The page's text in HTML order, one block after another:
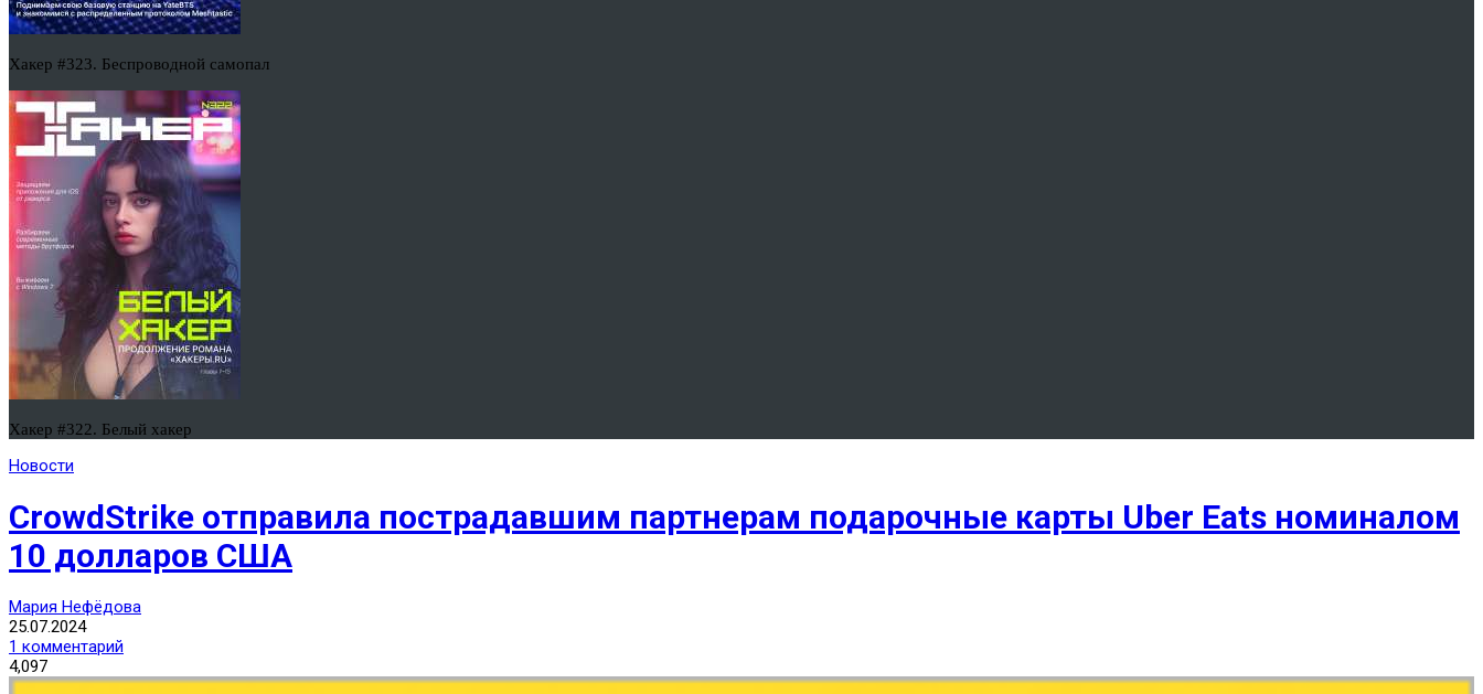
Хакер #323. Беспроводной самопал
Хакер #322. Белый хакер
Новости
CrowdStrike отправила пострадавшим партнерам подарочные карты Uber Eats номиналом
10 долларов США
Мария Нефёдова
25.07.2024
1 комментарий
4,097